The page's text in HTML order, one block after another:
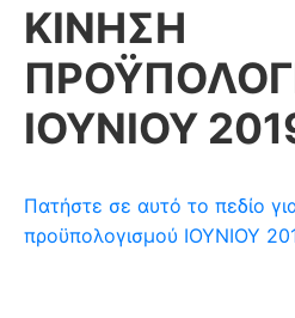
ΚΙΝΗΣΗ
ΙΟΥΝΙΟΥ
Πατήστε σε αυτό το πεδίο
προϋπολογισμού ΙΟΥΝΙΟΥ